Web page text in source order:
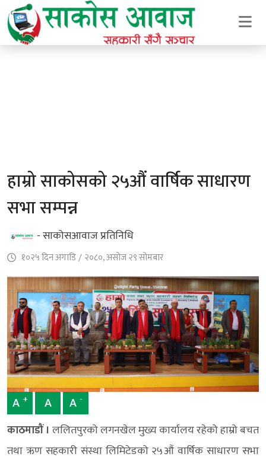
हाम्रो साकोसको २५औं वार्षिक साधारण
सभा सम्पन्न
- साकोसआवाज प्रतिनिधि
१०२५ दिन अगाडि/ २०८०, असोज २९ सोमबार
A + A A -
काठमाडौं । ललितपुरको लगनखेल मुख्य कार्यालय रहेको हाम्रो बचत
तथा ऋण सहकारी संस्था लिमिटेडको २५औं वार्षिक साधारण सभा